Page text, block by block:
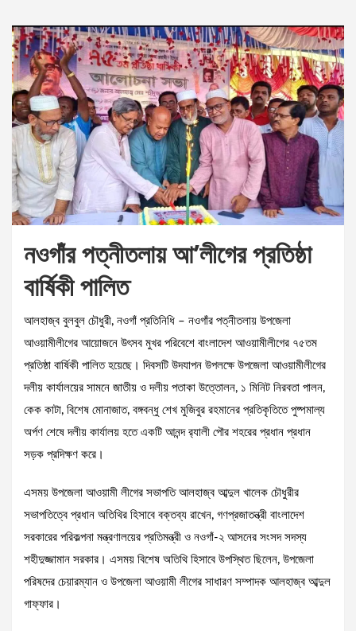
নওগাঁর পত্নীতলায় আ’লীগের প্রতিষ্ঠা
বার্ষিকী পালিত
আলহাজ্ব বুলবুল চৌধুরী, নওগাঁ প্রতিনিধি – নওগাঁর পত্নীতলায় উপজেলা
আওয়ামীলীগের আয়োজনে উৎসব মুখর পরিবেশে বাংলাদেশ আওয়ামীলীগের ৭৫তম
প্রতিষ্ঠা বার্ষিকী পালিত হয়েছে। দিবসটি উদযাপন উপলক্ষে উপজেলা আওয়ামীলীগের
দলীয় কার্যালয়ের সামনে জাতীয় ও দলীয় পতাকা উত্তোলন, ১ মিনিট নিরবতা পালন,
কেক কাটা, বিশেষ মোনাজাত, বঙ্গবন্ধু শেখ মুজিবুর রহমানের প্রতিকৃতিতে পুষ্পমাল্য
অর্পণ শেষে দলীয় কার্যালয় হতে একটি আনন্দ র‌্যালী পৌর শহরের প্রধান প্রধান
সড়ক প্রদিক্ষণ করে।
এসময় উপজেলা আওয়ামী লীগের সভাপতি আলহাজ্ব আব্দুল খালেক চৌধুরীর
সভাপতিত্বে প্রধান অতিথির হিসাবে বক্তব্য রাখেন, গণপ্রজাতন্ত্রী বাংলাদেশ
সরকারের পরিকল্পনা মন্ত্রণালয়ের প্রতিমন্ত্রী ও নওগাঁ-২ আসনের সংসদ সদস্য
শহীদুজ্জামান সরকার। এসময় বিশেষ অতিথি হিসাবে উপস্থিত ছিলেন, উপজেলা
পরিষদের চেয়ারম্যান ও উপজেলা আওয়ামী লীগের সাধারণ সম্পাদক আলহাজ্ব আব্দুল
গাফ্ফার।